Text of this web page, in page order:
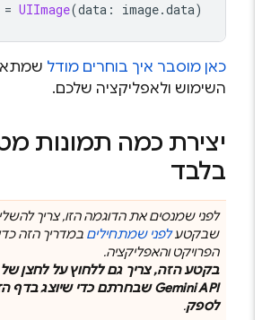
= UIImage(data : image.data
כאן מוסבר איך בוחרים מודל
השימוש ולאפליקציה שלכם.
יצירת כמה תמונות
בלבד
לפני שמנסים את הדוגמה הזו, צריך
שבקטעלפני שמתחיליםבמדריך הזה כדי
הפרויקט והאפליקציה.
בקטע הזה, צריך גם ללחוץ על לחצן של
Gemini APIשבחרתם כדי שיוצג בדף
לספק.